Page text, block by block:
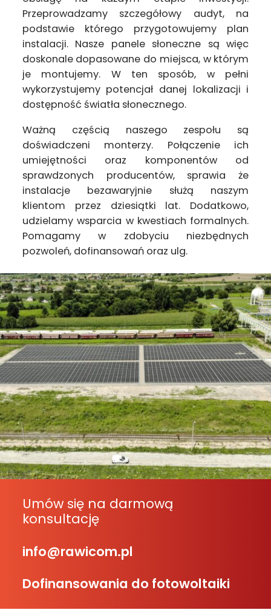
Przeprowadzamy szczegółowy audyt, na
podstawie którego przygotowujemy plan
instalacji. Nasze panele słoneczne są więc
doskonale dopasowane do miejsca, w którym
je montujemy. W ten sposób, w pełni
wykorzystujemy potencjał danej lokalizacji i
dostępność światła słonecznego.
Ważną częścią naszego zespołu są
doświadczeni monterzy. Połączenie ich
umiejętności oraz komponentów od
sprawdzonych producentów, sprawia że
instalacje bezawaryjnie służą naszym
klientom przez dziesiątki lat. Dodatkowo,
udzielamy wsparcia w kwestiach formalnych.
Pomagamy w zdobyciu niezbędnych
pozwoleń, dofinansowań oraz ulg.
Umów się na darmową
konsultację
info@rawicom.pl
Dofinansowania do fotowoltaiki